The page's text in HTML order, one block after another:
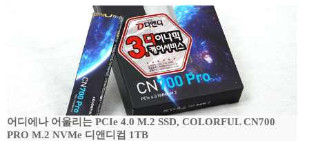
어디에나 어울리는 PCIe 4.0 M.2 SSD, COLORFUL CN700
PRO M.2 NVMe 디앤디컴 1TB